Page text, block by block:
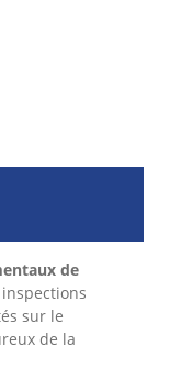
de
sur le
de la